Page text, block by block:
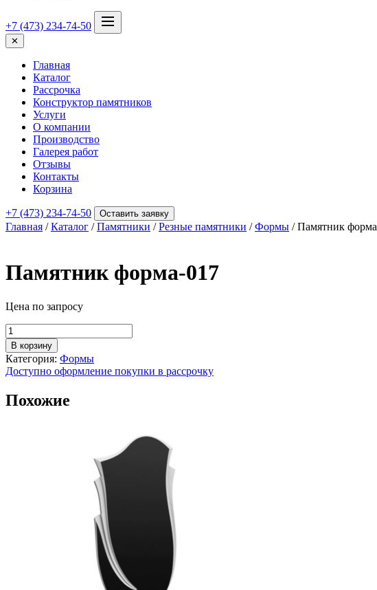
+7 (473) 234-74-50
✕
Главная
Каталог
Рассрочка
Конструктор памятников
Услуги
О компании
Производство
Галерея работ
Отзывы
Контакты
Корзина
+7 (473) 234-74-50 Оставить заявку
Главная /Каталог /Памятники /Резные памятники /Формы / Памятник
Памятник форма-017
Цена по запросу
Количество
товара
Памятник
форма-017
В корзину
Категория: Формы
Доступно оформление покупки в рассрочку
Похожие